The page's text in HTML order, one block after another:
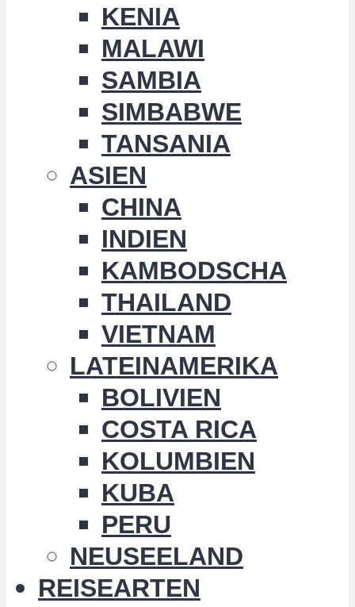
KENIA
MALAWI
SAMBIA
SIMBABWE
TANSANIA
ASIEN
CHINA
INDIEN
KAMBODSCHA
THAILAND
VIETNAM
LATEINAMERIKA
BOLIVIEN
COSTA RICA
KOLUMBIEN
KUBA
PERU
NEUSEELAND
REISEARTEN